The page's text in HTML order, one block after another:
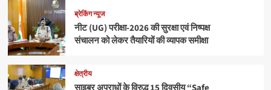
ब्रेकिंग न्यूज
नीट (UG) परीक्षा-2026 की सुरक्षा एवं निष्पक्ष
संचालन को लेकर तैयारियों की व्यापक समीक्षा
क्षेत्रीय